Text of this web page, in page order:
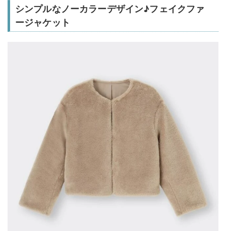
シンプルなノーカラーデザイン♪フェイクファ
ージャケット